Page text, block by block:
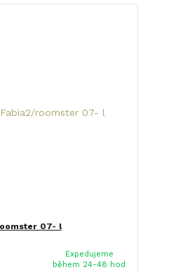
07- l
Expedujeme
během 24-48 hod